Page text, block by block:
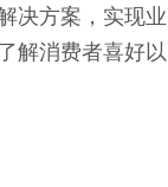
决方案，实现业
解消费者喜好以